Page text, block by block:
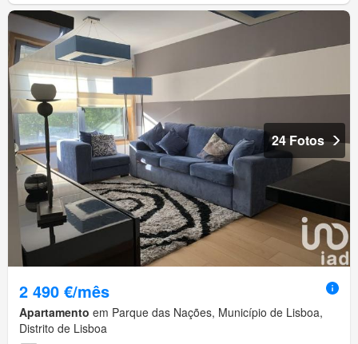
24 Fotos
2 490 €/mês
Apartamento em Parque das Nações, Município de Lisboa,
Distrito de Lisboa